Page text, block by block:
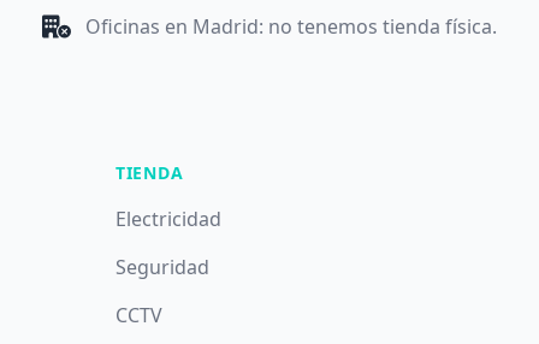
Oficinas en Madrid: no tenemos tienda física.
TIENDA
Electricidad
Seguridad
CCTV